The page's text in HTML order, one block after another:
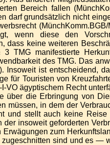
Bereich fallen
grundsätzlich nicht
diese den
keine weiteren
TMG manifestierte
des TMG. Das
ist entscheidend,
für Touristen von
ägyptischem Recht
die Erbringung von
in dem der
und stellt auch keine
insoweit geforderten
zum
sind und es